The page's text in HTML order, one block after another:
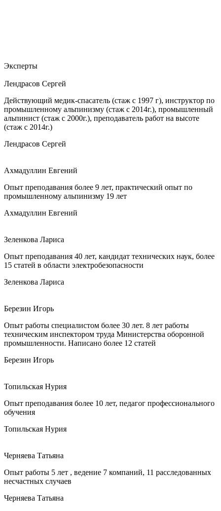
Эксперты
Лендрасов Сергей
Действующий медик-спасатель (стаж с 1997 г), инструктор по
промышленному альпинизму (стаж с 2014г.), промышленный
альпинист (стаж с 2000г.), преподаватель работ на высоте
(стаж с 2014г.)
Лендрасов Сергей
Ахмадуллин Евгений
Опыт преподавания более 9 лет, практический опыт по
промышленному альпинизму 19 лет
Ахмадуллин Евгений
Зеленкова Лариса
Опыт преподавания 40 лет, кандидат технических наук, более
15 статей в области электробезопасности
Зеленкова Лариса
Березин Игорь
Опыт работы специалистом более 30 лет. 8 лет работы
техническим инспектором труда Министерства оборонной
промышленности. Написано более 12 статей
Березин Игорь
Топильская Нурия
Опыт преподавания более 10 лет, педагог профессионального
обучения
Топильская Нурия
Черняева Татьяна
Опыт работы 5 лет , ведение 7 компаний, 11 расследованных
несчастных случаев
Черняева Татьяна